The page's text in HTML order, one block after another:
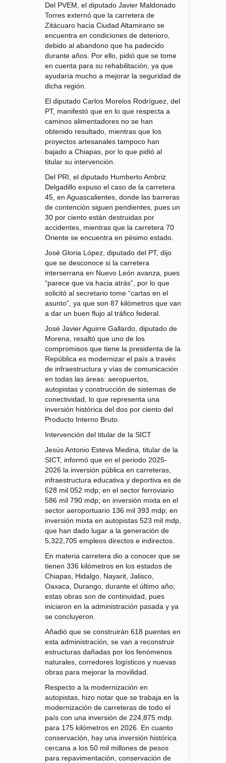
Del PVEM, el diputado Javier Maldonado
Torres externó que la carretera de
Zitácuaro hacia Ciudad Altamirano se
encuentra en condiciones de deterioro,
debido al abandono que ha padecido
durante años. Por ello, pidió que se tome
en cuenta para su rehabilitación, ya que
ayudaría mucho a mejorar la seguridad de
dicha región.
El diputado Carlos Morelos Rodríguez, del
PT, manifestó que en lo que respecta a
caminos alimentadores no se han
obtenido resultado, mientras que los
proyectos artesanales tampoco han
bajado a Chiapas, por lo que pidió al
titular su intervención.
Del PRI, el diputado Humberto Ambriz
Delgadillo expuso el caso de la carretera
45, en Aguascalientes, donde las barreras
de contención siguen pendientes, pues un
30 por ciento están destruidas por
accidentes, mientras que la carretera 70
Oriente se encuentra en pésimo estado.
José Gloria López, diputado del PT, dijo
que se desconoce si la carretera
interserrana en Nuevo León avanza, pues
“parece que va hacia atrás”, por lo que
solicitó al secretario tome “cartas en el
asunto”, ya que son 87 kilómetros que van
a dar un buen flujo al tráfico federal.
José Javier Aguirre Gallardo, diputado de
Morena, resaltó que uno de los
compromisos que tiene la presidenta de la
República es modernizar el país a través
de infraestructura y vías de comunicación
en todas las áreas: aeropuertos,
autopistas y construcción de sistemas de
conectividad, lo que representa una
inversión histórica del dos por ciento del
Producto Interno Bruto.
Intervención del titular de la SICT
Jesús Antonio Esteva Medina, titular de la
SICT, informó que en el periodo 2025-
2026 la inversión pública en carreteras,
infraestructura educativa y deportiva es de
528 mil 052 mdp; en el sector ferroviario
586 mil 790 mdp; en inversión mixta en el
sector aeroportuario 136 mil 393 mdp; en
inversión mixta en autopistas 523 mil mdp,
que han dado lugar a la generación de
5,322,705 empleos directos e indirectos.
En materia carretera dio a conocer que se
tienen 336 kilómetros en los estados de
Chiapas, Hidalgo, Nayarit, Jalisco,
Oaxaca, Durango, durante el último año;
estas obras son de continuidad, pues
iniciaron en la administración pasada y ya
se concluyeron.
Añadió que se construirán 618 puentes en
esta administración, se van a reconstruir
estructuras dañadas por los fenómenos
naturales, corredores logísticos y nuevas
obras para mejorar la movilidad.
Respecto a la modernización en
autopistas, hizo notar que se trabaja en la
modernización de carreteras de todo el
país con una inversión de 224,875 mdp.
para 175 kilómetros en 2026. En cuanto
conservación, hay una inversión histórica
cercana a los 50 mil millones de pesos
para repavimentación, conservación de